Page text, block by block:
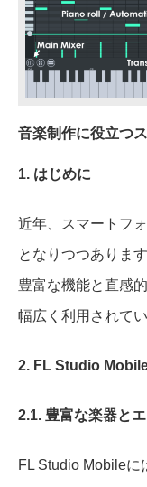
音楽制作に役立つ
1. はじめに
近年、スマートフ
となりつつありま
豊富な機能と直感
幅広く利用されて
2. FL Studio
2.1. 豊富な楽器と
FL Studio Mobileに